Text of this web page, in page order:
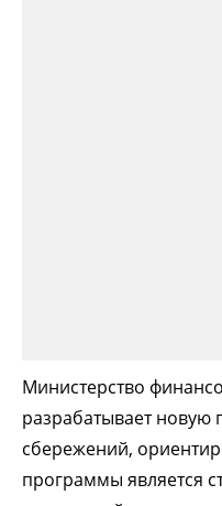
Министерство
разрабатывает
сбережений,
программы является